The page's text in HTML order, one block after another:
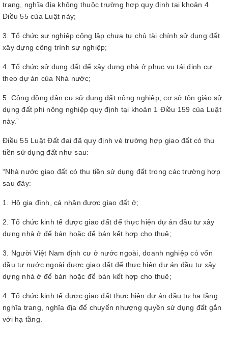
trang, nghĩa địa không thuộc trường hợp quy định tại khoản 4
Điều 55 của Luật này;
3. Tổ chức sự nghiệp công lập chưa tự chủ tài chính sử dụng đất
xây dựng công trình sự nghiệp;
4. Tổ chức sử dụng đất để xây dựng nhà ở phục vụ tái định cư
theo dự án của Nhà nước;
5. Cộng đồng dân cư sử dụng đất nông nghiệp; cơ sở tôn giáo sử
dụng đất phi nông nghiệp quy định tại khoản 1 Điều 159 của Luật
này.”
Điều 55 Luật Đất đai đã quy định vè trường hợp giao đất có thu
tiền sử dụng đất như sau:
“Nhà nước giao đất có thu tiền sử dụng đất trong các trường hợp
sau đây:
1. Hộ gia đình, cá nhân được giao đất ở;
2. Tổ chức kinh tế được giao đất để thực hiện dự án đầu tư xây
dựng nhà ở để bán hoặc để bán kết hợp cho thuê;
3. Người Việt Nam định cư ở nước ngoài, doanh nghiệp có vốn
đầu tư nước ngoài được giao đất để thực hiện dự án đầu tư xây
dựng nhà ở để bán hoặc để bán kết hợp cho thuê;
4. Tổ chức kinh tế được giao đất thực hiện dự án đầu tư hạ tầng
nghĩa trang, nghĩa địa để chuyển nhượng quyền sử dụng đất gắn
với hạ tầng.